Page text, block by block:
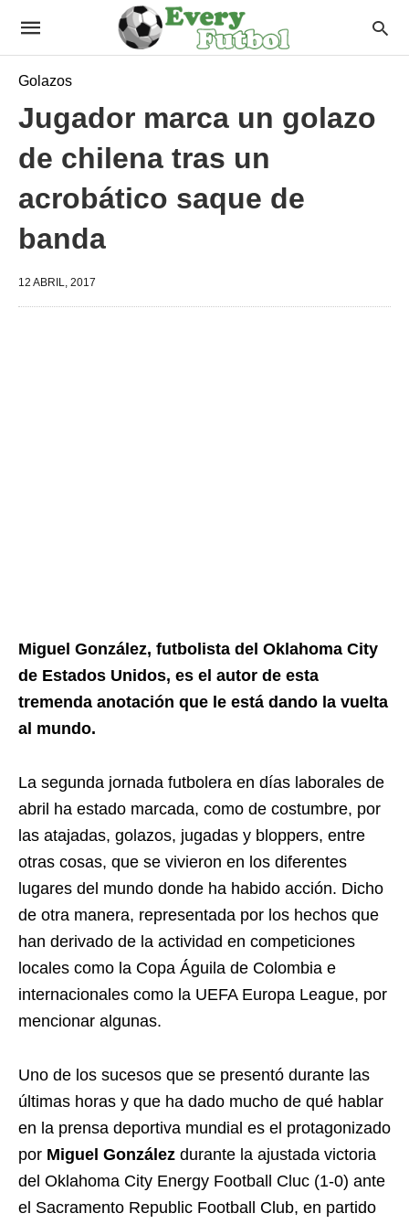
Golazos
Jugador marca un golazo
de chilena tras un
acrobático saque de
banda
12 ABRIL, 2017
Miguel González, futbolista del Oklahoma City
de Estados Unidos, es el autor de esta
tremenda anotación que le está dando la vuelta
al mundo.
La segunda jornada futbolera en días laborales de
abril ha estado marcada, como de costumbre, por
las atajadas, golazos, jugadas y bloppers, entre
otras cosas, que se vivieron en los diferentes
lugares del mundo donde ha habido acción. Dicho
de otra manera, representada por los hechos que
han derivado de la actividad en competiciones
locales como la Copa Águila de Colombia e
internacionales como la UEFA Europa League, por
mencionar algunas.
Uno de los sucesos que se presentó durante las
últimas horas y que ha dado mucho de qué hablar
en la prensa deportiva mundial es el protagonizado
por Miguel González durante la ajustada victoria
del Oklahoma City Energy Football Cluc (1-0) ante
el Sacramento Republic Football Club, en partido